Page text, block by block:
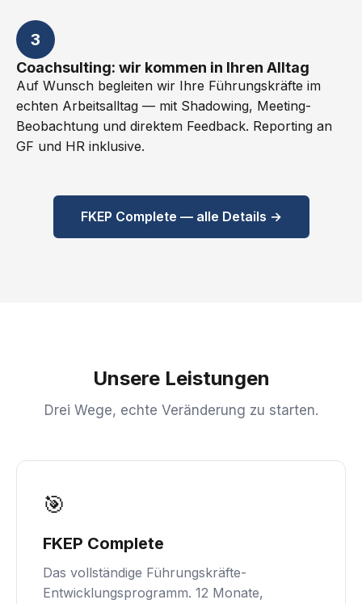
3
Coachsulting: wir kommen in Ihren Alltag
Auf Wunsch begleiten wir Ihre Führungskräfte im
echten Arbeitsalltag — mit Shadowing, Meeting-
Beobachtung und direktem Feedback. Reporting an
GF und HR inklusive.
FKEP Complete — alle Details →
Unsere Leistungen
Drei Wege, echte Veränderung zu starten.
🎯
FKEP Complete
Das vollständige Führungskräfte-
Entwicklungsprogramm. 12 Monate,